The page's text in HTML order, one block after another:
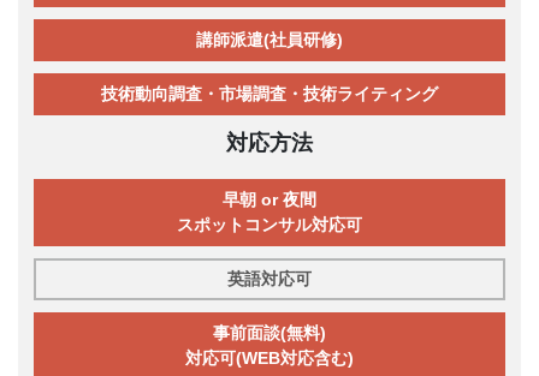
講師派遣(社員研修)
技術動向調査・市場調査・技術ライティング
対応方法
早朝 or 夜間
スポットコンサル対応可
英語対応可
事前面談(無料)
対応可(WEB対応含む)